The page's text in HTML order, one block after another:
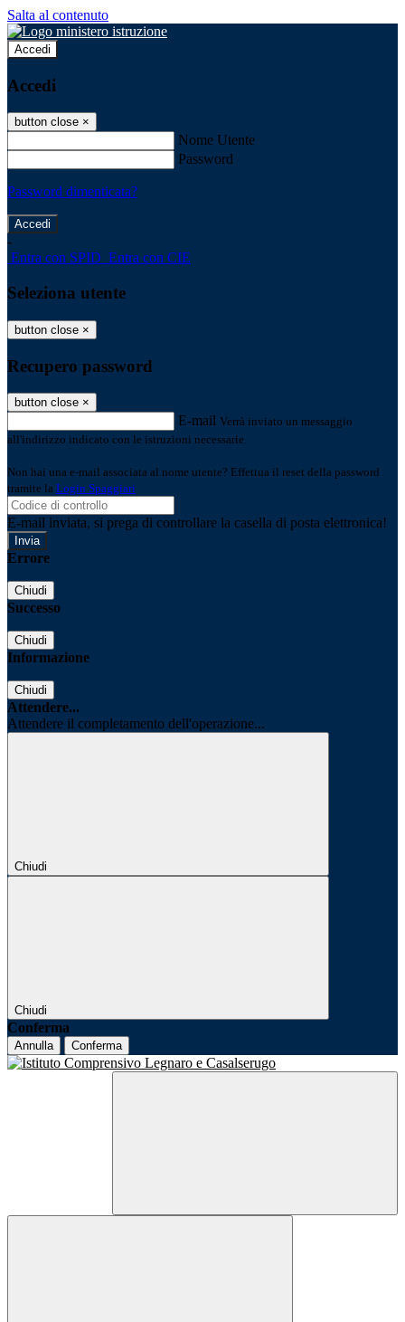
Salta al contenuto
Accedi
Accedi
button close ×
Nome Utente
Password
Password dimenticata?
-
Entra con SPID Entra con CIE
Seleziona utente
button close ×
Recupero password
button close ×
E-mail Verrà inviato un messaggio
all'indirizzo indicato con le istruzioni necessarie.
Non hai una e-mail associata al nome utente? Effettua il reset della password
tramite la Login Spaggiari
E-mail inviata, si prega di controllare la casella di posta elettronica!
Errore
Chiudi
Successo
Chiudi
Informazione
Chiudi
Attendere...
Attendere il completamento dell'operazione...
Chiudi
Chiudi
Conferma
Annulla Conferma